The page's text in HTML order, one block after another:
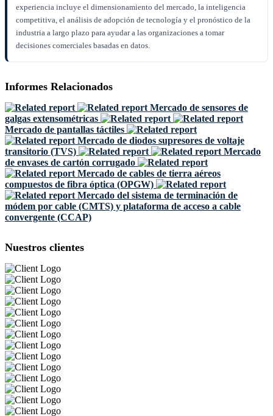
experiencia incluye el dimensionamiento del mercado, la inteligencia
competitiva, el análisis de adopción de tecnología y el pronóstico de la
industria a largo plazo para ayudar a las organizaciones a tomar
decisiones comerciales basadas en datos.
Informes Relacionados
Mercado de sensores de
galgas extensométricas
Mercado de pantallas táctiles
Mercado de diodos supresores de voltaje
transitorio (TVS)
Mercado
de envases de cartón corrugado
Mercado de cables de tierra aéreos
compuestos de fibra óptica (OPGW)
Mercado del sistema de terminación de
módem por cable (CMTS) y plataforma de acceso a cable
convergente (CCAP)
Nuestros clientes